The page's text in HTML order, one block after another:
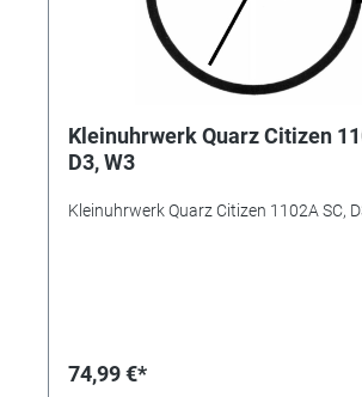
Kleinuhrwerk Quarz Citizen
D3, W3
Kleinuhrwerk Quarz Citizen 1102A SC,
74,99 €*